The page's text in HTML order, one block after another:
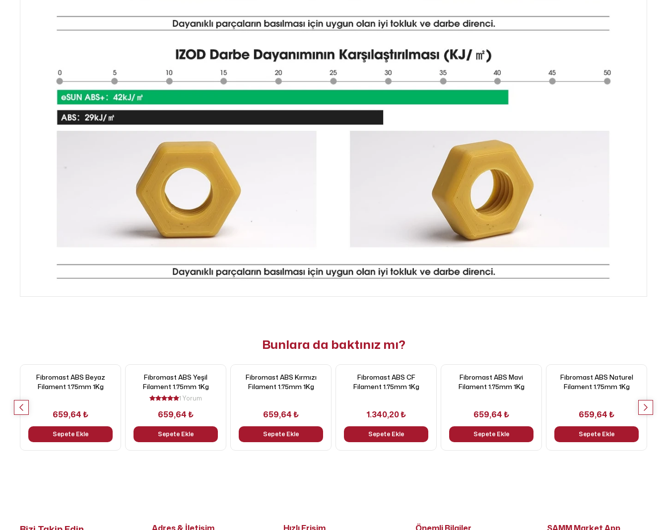
Bunlara da baktınız mı?
Fibromast ABS Beyaz
Filament 1.75mm 1Kg
659,64 ₺
Sepete Ekle
Fibromast ABS Yeşil
Filament 1.75mm 1Kg
1 Yorum
659,64 ₺
Sepete Ekle
Fibromast ABS Kırmızı
Filament 1.75mm 1Kg
659,64 ₺
Sepete Ekle
Fibromast ABS CF
Filament 1.75mm 1Kg
1.340,20 ₺
Sepete Ekle
Fibromast ABS Mavi
Filament 1.75mm 1Kg
659,64 ₺
Sepete Ekle
Fibromast ABS Naturel
Filament 1.75mm 1Kg
659,64 ₺
Sepete Ekle